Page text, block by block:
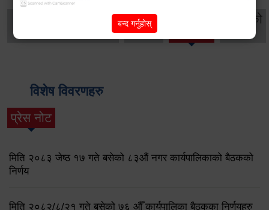
महिला
विकास
सूचनाको
विशेष विवरणहरु
प्रेस नोट
मिति २०८३ जेष्ठ १७ गते बसेको ८३औं नगर कार्यपालिकाको बैठकको
निर्णय
मिति २०८२/८/२१ गते बसेको ७६ औँ कार्यपालिका बैठकका निर्णयहरु
बन्द गर्नुहोस्